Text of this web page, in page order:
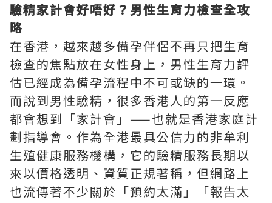
驗精家計會好唔好？男性生育力檢查全攻
略
在香港，越來越多備孕伴侶不再只把生育
檢查的焦點放在女性身上，男性生育力評
估已經成為備孕流程中不可或缺的一環。
而說到男性驗精，很多香港人的第一反應
都會想到「家計會」——也就是香港家庭計
劃指導會。作為全港最具公信力的非牟利
生殖健康服務機構，它的驗精服務長期以
來以價格透明、資質正規著稱，但網路上
也流傳著不少關於「預約太滿」「報告太